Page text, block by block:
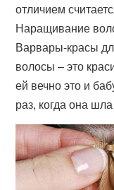
отличием
Наращивание
Варвары-красы
волосы – это
ей вечно это и
раз, когда она шла